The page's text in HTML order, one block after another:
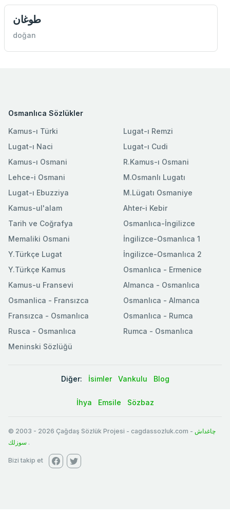
طوغان
doğan
Osmanlıca Sözlükler
Kamus-ı Türki
Lugat-ı Naci
Kamus-ı Osmani
Lehce-i Osmani
Lugat-ı Ebuzziya
Lugat-ı Remzi
Lugat-ı Cudi
R.Kamus-ı Osmani
M.Osmanlı Lugatı
M.Lügatı Osmaniye
Kamus-ul'alam
Tarih ve Coğrafya
Memaliki Osmani
Y.Türkçe Lugat
Y.Türkçe Kamus
Ahter-i Kebir
Osmanlıca-İngilizce
İngilizce-Osmanlıca 1
İngilizce-Osmanlıca 2
Osmanlıca - Ermenice
Kamus-u Fransevi
Osmanlica - Fransızca
Fransızca - Osmanlıca
Rusca - Osmanlıca
Meninski Sözlüğü
Almanca - Osmanlıca
Osmanlıca - Almanca
Osmanlıca - Rumca
Rumca - Osmanlıca
Diğer: İsimler Vankulu Blog
İhya Emsile Sözbaz
© 2003 - 2026 Çağdaş Sözlük Projesi - cagdassozluk.com - چاغداش
سوزلك .
Bizi takip et